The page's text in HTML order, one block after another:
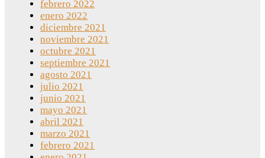
febrero 2022
enero 2022
diciembre 2021
noviembre 2021
octubre 2021
septiembre 2021
agosto 2021
julio 2021
junio 2021
mayo 2021
abril 2021
marzo 2021
febrero 2021